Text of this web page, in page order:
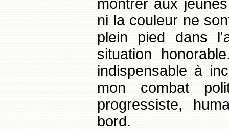
montrer aux
ni la couleur ne
plein pied dans
situation
indispensable à
mon combat
progressiste,
bord.